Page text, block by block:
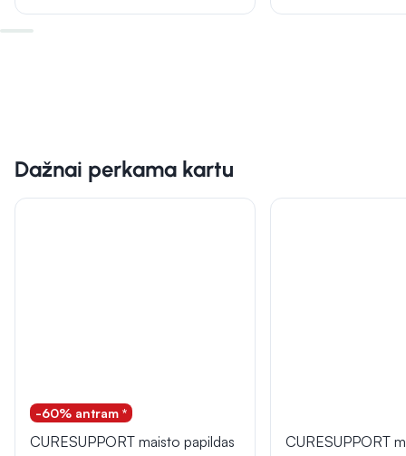
Dažnai perkama kartu
-60% antram *
CURESUPPORT maisto papildas
CURESUPPORT